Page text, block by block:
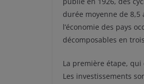
durée moyenne de 8,5
l’économie des pays
décomposables en
La première étape, qui
Les investissements